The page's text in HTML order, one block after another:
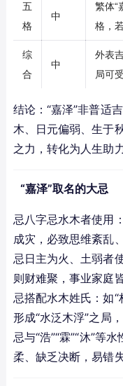
五
格
中
繁体“
格，
综
合
中
外表
局可
结论：“嘉泽”非普适
木、日元偏弱、生于
之力，转化为人生助力
“嘉泽”取名的大忌
忌八字忌水木者使用
成灾，必致思维紊乱
忌日主为火、土弱者
则财难聚，事业家庭
忌搭配水木姓氏：如“
形成“水泛木浮”之局
忌与“浩”“霖”“沐”等
柔、缺乏决断，易错